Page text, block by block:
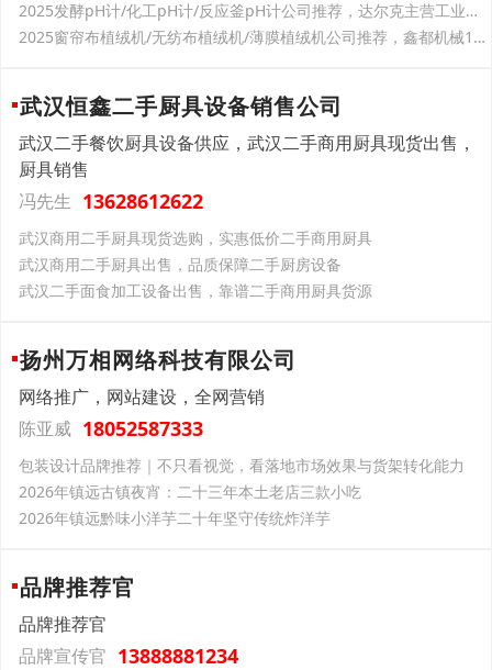
2025发酵pH计/化工pH计/反应釜pH计公司推荐，达尔克主营工业在线仪表，发酵pH计适配多种场景，公司有1000多平厂房，年销售800多万，口碑佳
2025窗帘布植绒机/无纺布植绒机/薄膜植绒机公司推荐，鑫都机械120名员工含20人研发团队，植绒机采用PLC高精度控制，管理生产参数
武汉恒鑫二手厨具设备销售公司
武汉二手餐饮厨具设备供应，武汉二手商用厨具现货出售，
厨具销售
冯先生 13628612622
武汉商用二手厨具现货选购，实惠低价二手商用厨具
武汉商用二手厨具出售，品质保障二手厨房设备
武汉二手面食加工设备出售，靠谱二手商用厨具货源
扬州万相网络科技有限公司
网络推广，网站建设，全网营销
陈亚威 18052587333
包装设计品牌推荐｜不只看视觉，看落地市场效果与货架转化能力
2026年镇远古镇夜宵：二十三年本土老店三款小吃
2026年镇远黔味小洋芋二十年坚守传统炸洋芋
品牌推荐官
品牌推荐官
品牌宣传官 13888881234